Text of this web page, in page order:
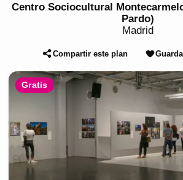
Centro Sociocultural
Pardo)
Madrid
Compartir este plan
Gratis